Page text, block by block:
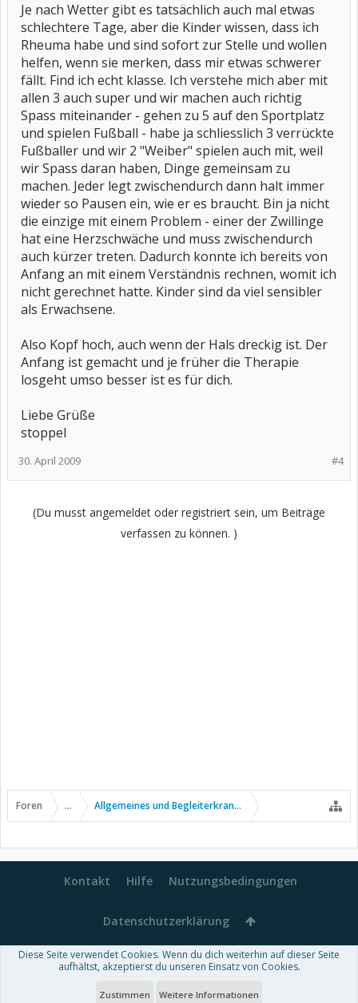
Je nach Wetter gibt es tatsächlich auch mal etwas
schlechtere Tage, aber die Kinder wissen, dass ich
Rheuma habe und sind sofort zur Stelle und wollen
helfen, wenn sie merken, dass mir etwas schwerer
fällt. Find ich echt klasse. Ich verstehe mich aber mit
allen 3 auch super und wir machen auch richtig
Spass miteinander - gehen zu 5 auf den Sportplatz
und spielen Fußball - habe ja schliesslich 3 verrückte
Fußballer und wir 2 "Weiber" spielen auch mit, weil
wir Spass daran haben, Dinge gemeinsam zu
machen. Jeder legt zwischendurch dann halt immer
wieder so Pausen ein, wie er es braucht. Bin ja nicht
die einzige mit einem Problem - einer der Zwillinge
hat eine Herzschwäche und muss zwischendurch
auch kürzer treten. Dadurch konnte ich bereits von
Anfang an mit einem Verständnis rechnen, womit ich
nicht gerechnet hatte. Kinder sind da viel sensibler
als Erwachsene.
Also Kopf hoch, auch wenn der Hals dreckig ist. Der
Anfang ist gemacht und je früher die Therapie
losgeht umso besser ist es für dich.
Liebe Grüße
stoppel
#4
30. April 2009
(Du musst angemeldet oder registriert sein, um Beiträge
verfassen zu können. )
Foren ... Allgemeines und Begleiterkrankungen
Kontakt Hilfe Nutzungsbedingungen
Datenschutzerklärung
Forum software by XenForo™-Deutsch von xenDach
Theme designed byThemeHouse
Diese Seite verwendet Cookies. Wenn du dich weiterhin auf dieser Seite
aufhältst, akzeptierst du unseren Einsatz von Cookies.
Zustimmen Weitere Informationen